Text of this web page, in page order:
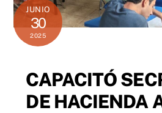
JUNIO
30
2025
CAPACITÓ
DE HACIENDA